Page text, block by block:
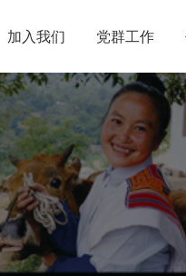
加入我们 党群工作